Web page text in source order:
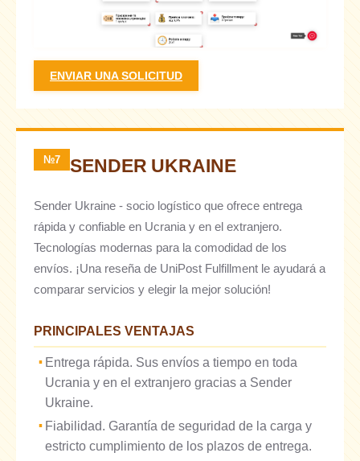
ENVIAR UNA SOLICITUD
№7 SENDER UKRAINE
Sender Ukraine - socio logístico que ofrece entrega
rápida y confiable en Ucrania y en el extranjero.
Tecnologías modernas para la comodidad de los
envíos. ¡Una reseña de UniPost Fulfillment le ayudará a
comparar servicios y elegir la mejor solución!
PRINCIPALES VENTAJAS
Entrega rápida. Sus envíos a tiempo en toda
Ucrania y en el extranjero gracias a Sender
Ukraine.
Fiabilidad. Garantía de seguridad de la carga y
estricto cumplimiento de los plazos de entrega.